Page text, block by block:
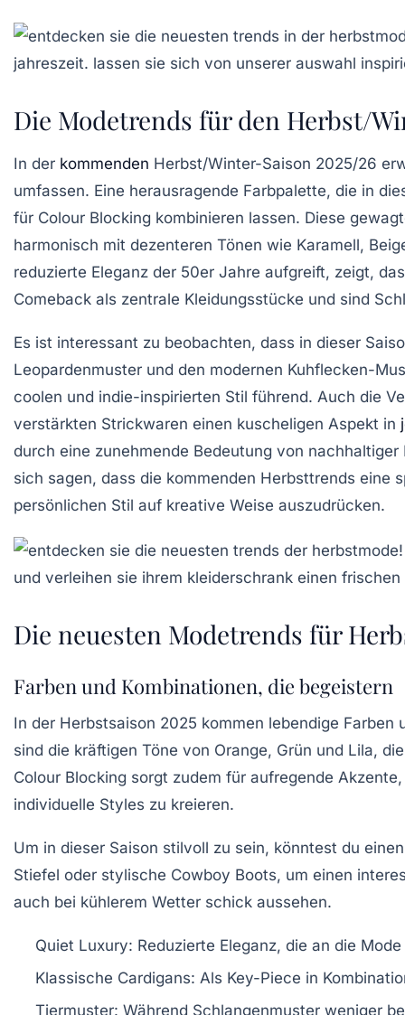
Die Modetrends für den Herbst/
In der kommenden Herbst/Winter-Saison 2025/26
umfassen. Eine herausragende Farbpalette, die in
für Colour Blocking kombinieren lassen. Diese
harmonisch mit dezenteren Tönen wie Karamell,
reduzierte Eleganz der 50er Jahre aufgreift, zeigt,
Comeback als zentrale Kleidungsstücke und sind
Es ist interessant zu beobachten, dass in dieser
Leopardenmuster und den modernen Kuhflecken-
coolen und indie-inspirierten Stil führend. Auch die
verstärkten Strickwaren einen kuscheligen Aspekt in
durch eine zunehmende Bedeutung von
sich sagen, dass die kommenden Herbsttrends eine
persönlichen Stil auf kreative Weise auszudrücken.
Die neuesten Modetrends für
Farben und Kombinationen, die begeistern
In der Herbstsaison 2025 kommen lebendige Farben
sind die kräftigen Töne von Orange, Grün und Lila,
Colour Blocking sorgt zudem für aufregende
individuelle Styles zu kreieren.
Um in dieser Saison stilvoll zu sein, könntest du
Stiefel oder stylische Cowboy Boots, um einen
auch bei kühlerem Wetter schick aussehen.
Quiet Luxury: Reduzierte Eleganz, die an die
Klassische Cardigans: Als Key-Piece in
Tiermuster: Während Schlangenmuster weniger